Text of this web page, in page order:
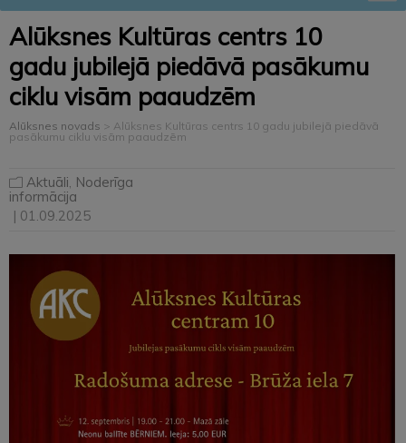
Alūksnes Kultūras centrs 10
gadu jubilejā piedāvā pasākumu
ciklu visām paaudzēm
Alūksnes novads > Alūksnes Kultūras centrs 10 gadu jubilejā piedāvā
pasākumu ciklu visām paaudzēm
Aktuāli Noderīga
informācija
| 01.09.2025